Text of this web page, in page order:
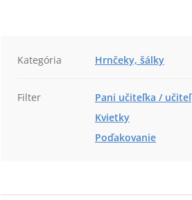
Kategória Hrnčeky, šálky
Filter
Pani učiteľka / učiteľ
Kvietky
Poďakovanie